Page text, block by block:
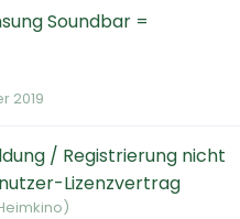
Soundbar =
2019
/ Registrierung nicht
Lizenzvertrag